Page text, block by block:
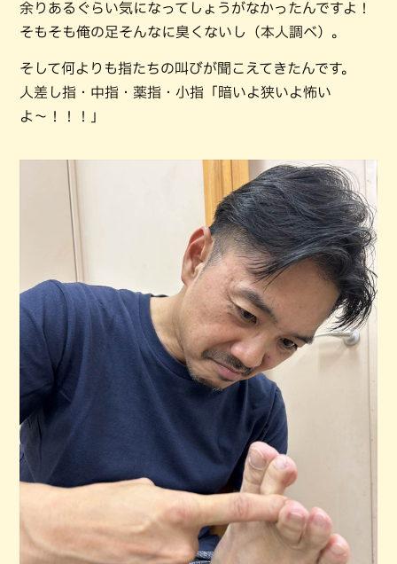
余りあるぐらい気になってしょうがなかったんですよ！
そもそも俺の足そんなに臭くないし（本人調べ）。
そして何よりも指たちの叫びが聞こえてきたんです。
人差し指・中指・薬指・小指「暗いよ狭いよ怖い
よ〜！！！」